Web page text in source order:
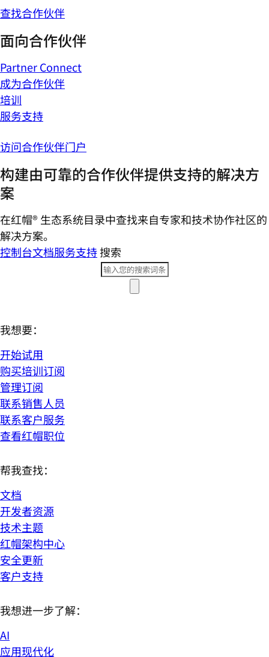
查找合作伙伴
面向合作伙伴
Partner Connect
成为合作伙伴
培训
服务支持
访问合作伙伴门户
构建由可靠的合作伙伴提供支持的解决方
案
在红帽® 生态系统目录中查找来自专家和技术协作社区的
解决方案。
控制台文档服务支持搜索
我想要：
开始试用
购买培训订阅
管理订阅
联系销售人员
联系客户服务
查看红帽职位
帮我查找：
文档
开发者资源
技术主题
红帽架构中心
安全更新
客户支持
我想进一步了解：
AI
应用现代化